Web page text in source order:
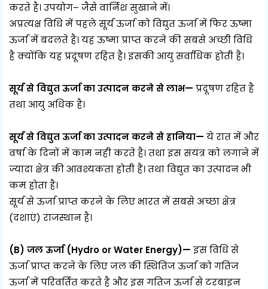
करते है। उपयोग– जैसे वार्निश सुखाने में।
अप्रत्यक्ष विधि में पहले सूर्य ऊर्जा को विद्युत ऊर्जा में फिर ऊष्मा
ऊर्जा में बदलते है। यह ऊष्मा प्राप्त करने की सबसे अच्छी विधि
है क्योंकि यह प्रदूषण रहित है। इसकी आयु सर्वाधिक होती है।
सूर्य से विद्युत ऊर्जा का उत्पादन करने से लाभ— प्रदूषण रहित है
तथा आयु अधिक है।
सूर्य से विद्युत ऊर्जा का उत्पादन करने से हानिया— ये रात में और
वर्षा के दिनों में काम नही करते है। तथा इस संयंत्र को लगाने में
ज्यादा क्षेत्र की आवश्यकता होती हैं। तथा विद्युत का उत्पादन भी
कम होता है।
सूर्य से ऊर्जा प्राप्त करने के लिए भारत में सबसे अच्छा क्षेत्र
(दशाएं) राजस्थान है।
(B) जल ऊर्जा (Hydro or Water Energy)— इस विधि से
ऊर्जा प्राप्त करने के लिए जल की स्थितिज ऊर्जा को गतिज
ऊर्जा में परिवर्तित करते है और इस गतिज ऊर्जा से टरबाइन